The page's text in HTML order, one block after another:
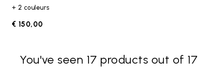
+ 2 couleurs
€ 150,00
You've seen 17 products out of 17